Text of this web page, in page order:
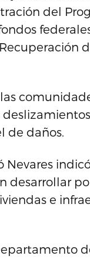
del
de daños.
Nevares
desarrollar
e